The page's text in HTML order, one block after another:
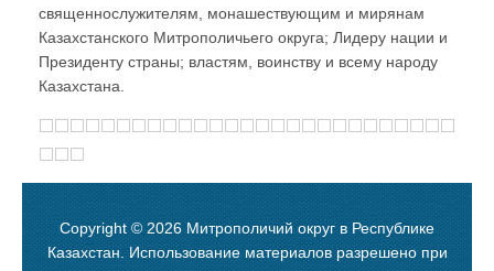
священнослужителям, монашествующим и мирянам
Казахстанского Митрополичьего округа; Лидеру нации и
Президенту страны; властям, воинству и всему народу
Казахстана.
Copyright © 2026 Митрополичий округ в Республике
Казахстан. Использование материалов разрешено при